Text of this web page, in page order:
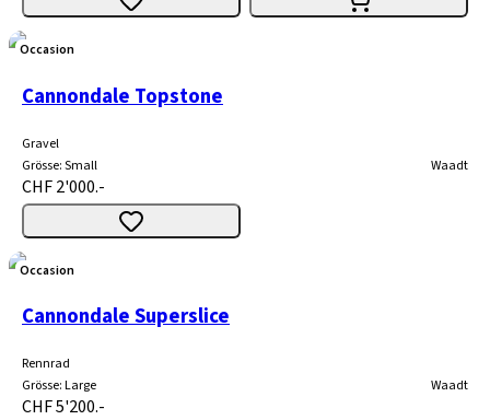
Occasion
Cannondale Topstone
Gravel
Grösse:Small Waadt
CHF 2'000.-
Occasion
Cannondale Superslice
Rennrad
Grösse:Large Waadt
CHF 5'200.-